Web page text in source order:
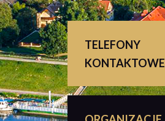
TELEFONY
KONTAKTOWE